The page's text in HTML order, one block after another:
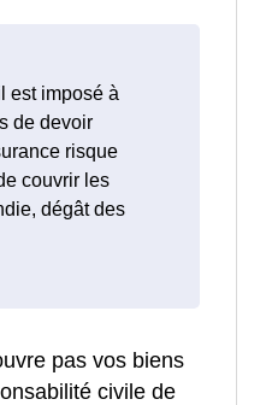
est imposé à
de devoir
risque
couvrir les
dégât des
pas vos biens
civile de